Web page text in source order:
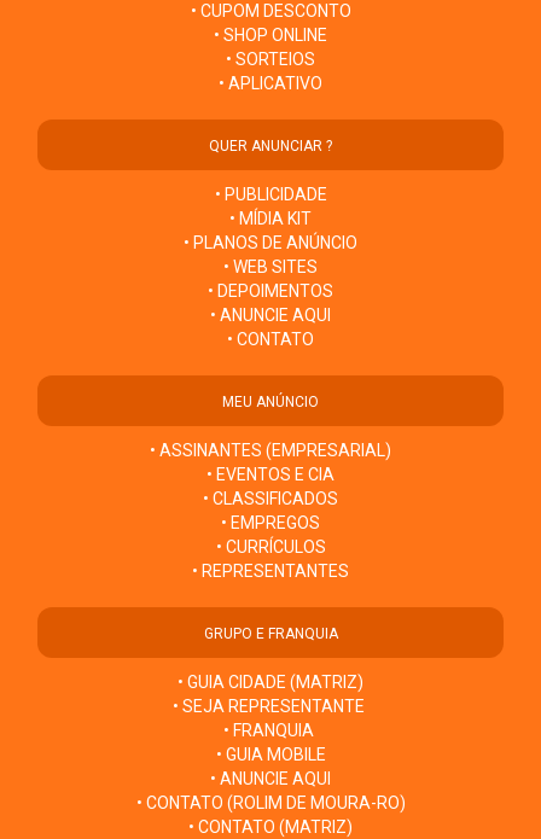
• CUPOM DESCONTO
• SHOP ONLINE
• SORTEIOS
• APLICATIVO
QUER ANUNCIAR ?
• PUBLICIDADE
• MÍDIA KIT
• PLANOS DE ANÚNCIO
• WEB SITES
• DEPOIMENTOS
• ANUNCIE AQUI
• CONTATO
MEU ANÚNCIO
• ASSINANTES (EMPRESARIAL)
• EVENTOS E CIA
• CLASSIFICADOS
• EMPREGOS
• CURRÍCULOS
• REPRESENTANTES
GRUPO E FRANQUIA
• GUIA CIDADE (MATRIZ)
• SEJA REPRESENTANTE
• FRANQUIA
• GUIA MOBILE
• ANUNCIE AQUI
• CONTATO (ROLIM DE MOURA-RO)
• CONTATO (MATRIZ)